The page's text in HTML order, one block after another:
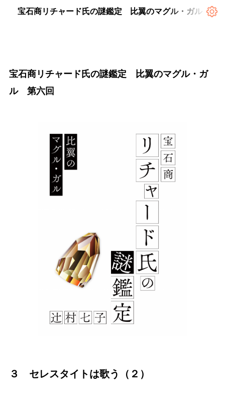
宝石商リチャード氏の謎鑑定 比翼のマグル・ガル 第
宝石商リチャード氏の謎鑑定 比翼のマグル・ガ
ル 第六回
３ セレスタイトは歌う（２）